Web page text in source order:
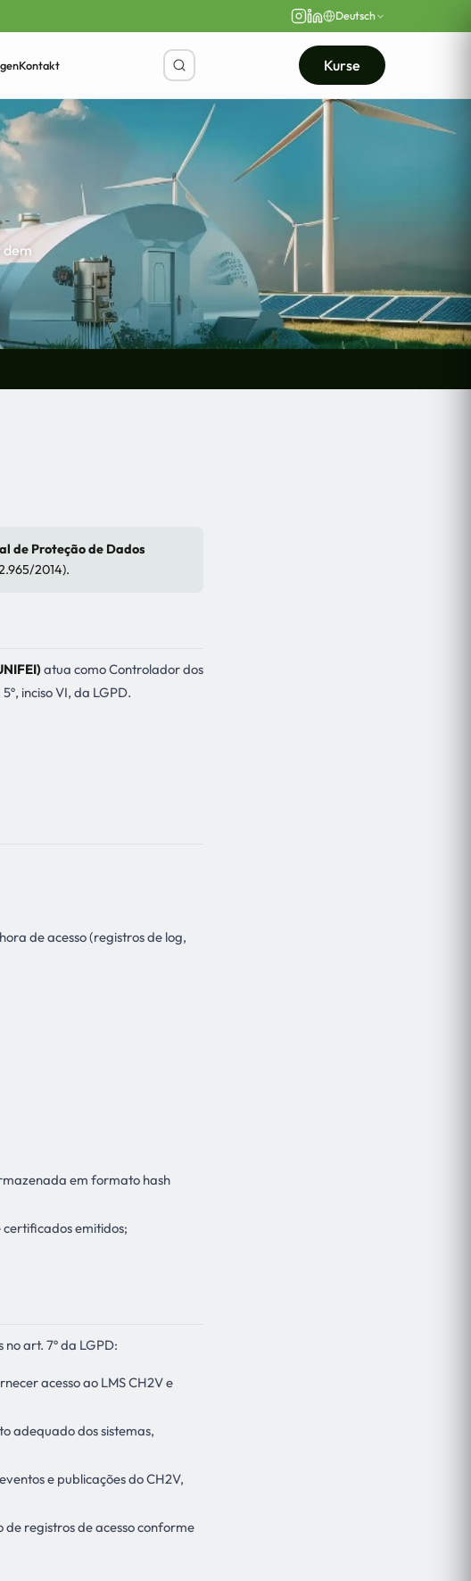
Deutsch
Kontakt Kurse
dem
de Proteção de Dados
2014).
atua como Controlador dos
inciso VI, da LGPD.
de acesso (registros de log,
em formato hash
certificados emitidos;
art. 7º da LGPD:
acesso ao LMS CH2V e
adequado dos sistemas,
e publicações do CH2V,
registros de acesso conforme